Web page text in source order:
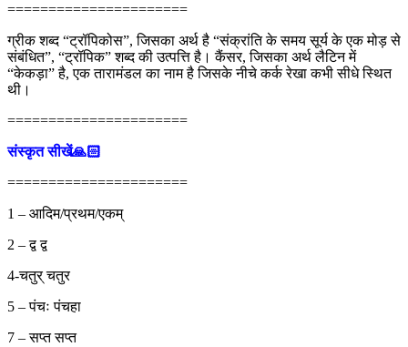
======================
ग्रीक शब्द “ट्रॉपिकोस”, जिसका अर्थ है “संक्रांति के समय सूर्य के एक मोड़ से
संबंधित”, “ट्रॉपिक” शब्द की उत्पत्ति है। कैंसर, जिसका अर्थ लैटिन में
“केकड़ा” है, एक तारामंडल का नाम है जिसके नीचे कर्क रेखा कभी सीधे स्थित
थी।
======================
संस्कृत सीखें🙏🏻
======================
1 – आदिम/प्रथम/एकम्
2 – द्व द्व
4-चतुर् चतुर
5 – पंचः पंचहा
7 – सप्त सप्त